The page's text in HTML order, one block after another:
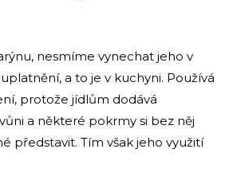
nesmíme vynechat jeho v
a to je v kuchyni. Používá
protože jídlům dodává
a některé pokrmy si bez něj
představit. Tím však jeho využití